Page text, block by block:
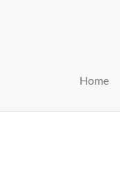
Home